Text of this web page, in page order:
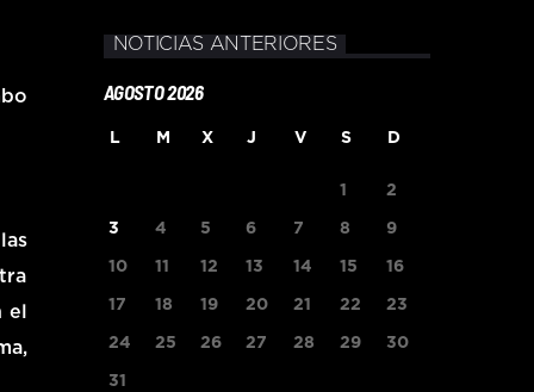
el
NOTICIAS ANTERIORES
AGOSTO 2026
L M X J V S D
1 2
3 4 5 6 7 8 9
10 11 12 13 14 15 16
17 18 19 20 21 22 23
24 25 26 27 28 29 30
31